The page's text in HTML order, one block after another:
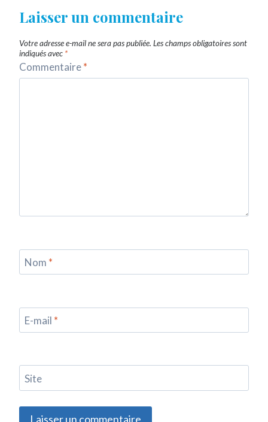
Laisser un commentaire
Votre adresse e-mail ne sera pas publiée. Les champs obligatoires sont
indiqués avec *
Commentaire*
Nom *
E-mail *
Site